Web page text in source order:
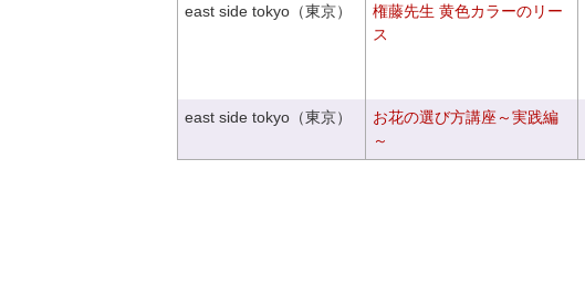
east side tokyo（東京）
権藤先生 黄色カラーのリー
ス
east side tokyo（東京）
お花の選び方講座～実践編
～